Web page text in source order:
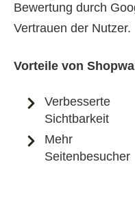
Bewertung durch
Vertrauen der Nutzer.
Vorteile von
Verbesserte
Sichtbarkeit
Mehr
Seitenbesucher